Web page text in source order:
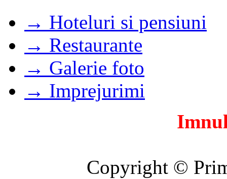
→ Hoteluri si pensiuni
→ Restaurante
→ Galerie foto
→ Imprejurimi
Copyright ©